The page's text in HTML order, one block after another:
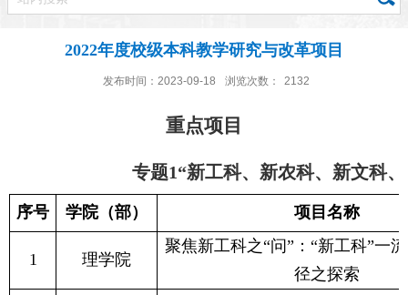
2022年度校级本科教学研究与改革项目
发布时间：2023-09-18 浏览次数： 2132
重点项目
专题1“新工科、新农科、新文科
序号 学院（部） 项目名称
1 理学院
聚焦新工科之“问”：“新工科”一
径之探索